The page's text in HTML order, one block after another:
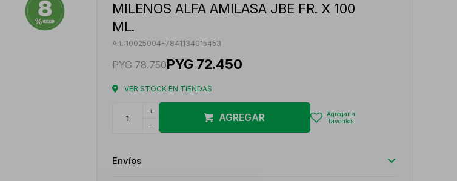
MILENOS ALFA AMILASA JBE FR. X 100
ML.
10025004-7841134015453
PYG 78.750PYG 72.450
VER STOCK EN TIENDAS
+
-
AGREGAR
Envíos